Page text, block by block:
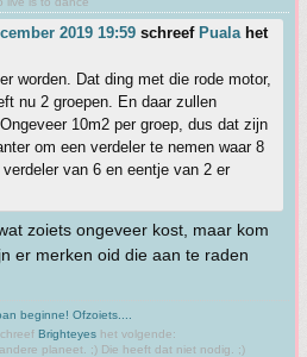
2019 19:59 schreef Pualahet
worden. Dat ding met die rode motor,
nu 2 groepen. En daar zullen
10m2 per groep, dus dat zijn
om een verdeler te nemen waar 8
van 6 en eentje van 2 er
zoiets ongeveer kost, maar kom
er merken oid die aan te raden
beginne! Ofzoiets....
Brighteyes het volgende:
planeet. ;) Die heeft dat niet nodig. ;)